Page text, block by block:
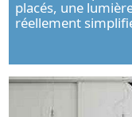
placés, une
réellement
concevoir un